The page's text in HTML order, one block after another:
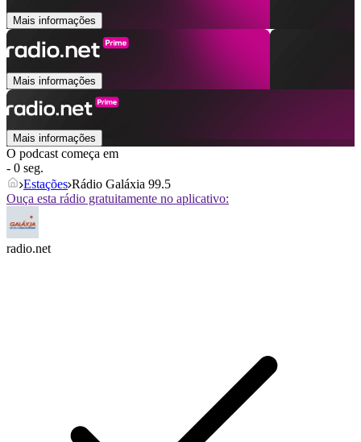
Mais informações
Mais informações
Mais informações
O podcast começa em
- 0 seg.
Estações Rádio Galáxia 99.5
Ouça esta rádio gratuitamente no aplicativo:
radio.net